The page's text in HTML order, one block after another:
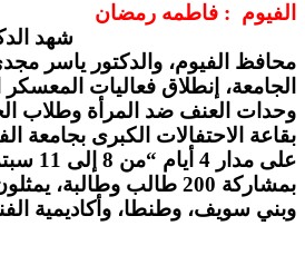
الفيوم : فاطمه رمضان
شهد الدكتور
محافظ الفيوم، والدكتور ياسر
الجامعة، إنطلاق فعاليات
وحدات العنف ضد المرأة وطلاب
بقاعة الاحتفالات الكبرى بجامعة
على مدار
بمشاركة 200 طالب وطالبة،
وبني سويف، وطنطا، وأكاديمية